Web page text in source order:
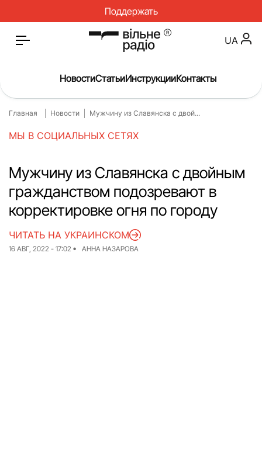
Поддержать
Главная
О нас
Инструкции
Спорт
Интервью
Досье
Репортаж
Блог
Проекты
UA
НовостиСтатьиИнструкцииКонтакты
Главная Новости Мужчину из Славянска с двой...
МЫ В СОЦИАЛЬНЫХ СЕТЯХ
Мужчину из Славянска с двойным
гражданством подозревают в
корректировке огня по городу
16 АВГ, 2022 - 17:02 АННА НАЗАРОВА
ЧИТАТЬ НА УКРАИНСКОМ